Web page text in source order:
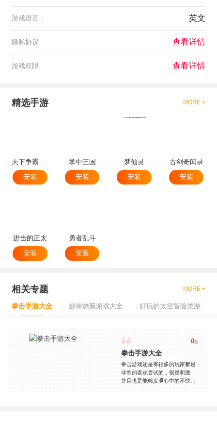
游戏语言： 英文
隐私协议 查看详情
游戏权限 查看详情
精选手游 MORE +
天下争霸三国志
安装
掌中三国
安装
梦仙灵
安装
古剑奇闻录
安装
进击的正太
安装
勇者乱斗
安装
相关专题 MORE +
拳击手游大全 趣味烧脑游戏大全 好玩的太空冒险类游
0款
拳击手游大全
拳击游戏还是有很多的玩家都是
非常的喜欢尝试的，很是刺激，
并且也是能够发泄心中的不快